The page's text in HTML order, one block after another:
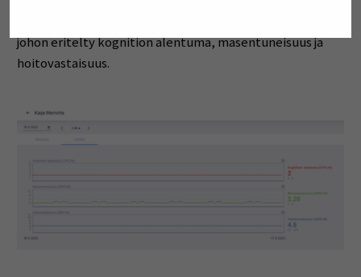
johon eritelty kognition alentuma, masentuneisuus ja
hoitovastaisuus.